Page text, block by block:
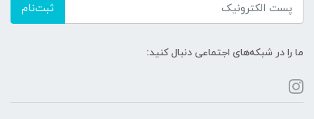
ثبت‌نام
ما را در شبکه‌های اجتماعی دنبال کنید: